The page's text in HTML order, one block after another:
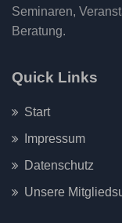
Seminaren,
Beratung.
Quick Links
Start
Impressum
Datenschutz
Unsere